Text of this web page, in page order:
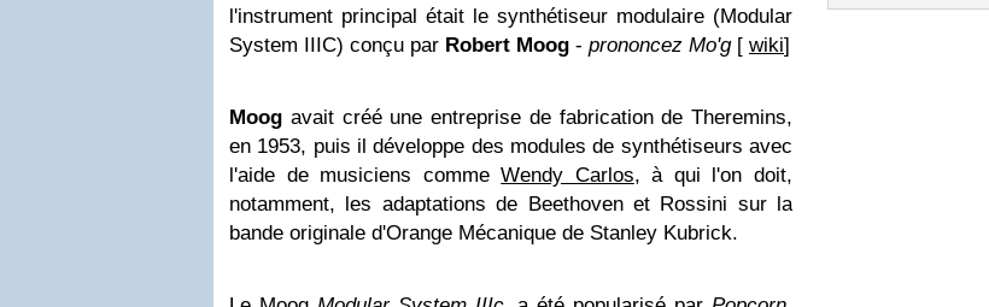
l'instrument principal était le synthétiseur modulaire (Modular
System IIIC) conçu par Robert Moog - prononcez Mo'g [ wiki]
Moog avait créé une entreprise de fabrication de Theremins,
en 1953, puis il développe des modules de synthétiseurs avec
l'aide de musiciens commeWendy Carlos, à qui l'on doit,
notamment, les adaptations de Beethoven et Rossini sur la
bande originale d'Orange Mécanique de Stanley Kubrick.